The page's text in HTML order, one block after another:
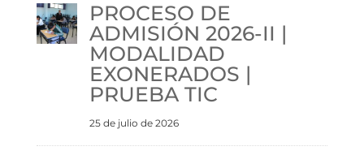
PROCESO DE
ADMISIÓN 2026-II |
MODALIDAD
EXONERADOS |
PRUEBA TIC
25 de julio de 2026